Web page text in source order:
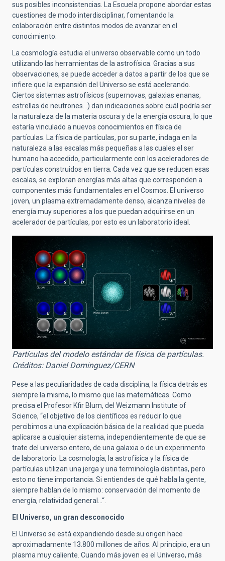
sus posibles inconsistencias. La Escuela propone abordar estas
cuestiones de modo interdisciplinar, fomentando la
colaboración entre distintos modos de avanzar en el
conocimiento.
La cosmología estudia el universo observable como un todo
utilizando las herramientas de la astrofísica. Gracias a sus
observaciones, se puede acceder a datos a partir de los que se
infiere que la expansión del Universo se está acelerando.
Ciertos sistemas astrofísicos (supernovas, galaxias enanas,
estrellas de neutrones...) dan indicaciones sobre cuál podría ser
la naturaleza de la materia oscura y de la energía oscura, lo que
estaría vinculado a nuevos conocimientos en física de
partículas. La física de partículas, por su parte, indaga en la
naturaleza a las escalas más pequeñas a las cuales el ser
humano ha accedido, particularmente con los aceleradores de
partículas construidos en tierra. Cada vez que se reducen esas
escalas, se exploran energías más altas que corresponden a
componentes más fundamentales en el Cosmos. El universo
joven, un plasma extremadamente denso, alcanza niveles de
energía muy superiores a los que puedan adquirirse en un
acelerador de partículas, por esto es un laboratorio ideal.
Partículas del modelo estándar de física de partículas.
Créditos: Daniel Dominguez/CERN
Pese a las peculiaridades de cada disciplina, la física detrás es
siempre la misma, lo mismo que las matemáticas. Como
precisa el Profesor Kfir Blum, del Weizmann Institute of
Science, “el objetivo de los científicos es reducir lo que
percibimos a una explicación básica de la realidad que pueda
aplicarse a cualquier sistema, independientemente de que se
trate del universo entero, de una galaxia o de un experimento
de laboratorio. La cosmología, la astrofísica y la física de
partículas utilizan una jerga y una terminología distintas, pero
esto no tiene importancia. Si entiendes de qué habla la gente,
siempre hablan de lo mismo: conservación del momento de
energía, relatividad general…“.
El Universo, un gran desconocido
El Universo se está expandiendo desde su origen hace
aproximadamente 13.800 millones de años. Al principio, era un
plasma muy caliente. Cuando más joven es el Universo, más